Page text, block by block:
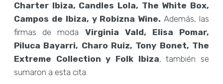
Charter Ibiza, Candles Lola, The White Box,
Campos de Ibiza, y Robizna Wine. Además, las
firmas de moda Virginia Vald, Elisa Pomar,
Piluca Bayarri, Charo Ruiz, Tony Bonet, The
Extreme Collection y Folk Ibiza, también se
sumaron a esta cita.